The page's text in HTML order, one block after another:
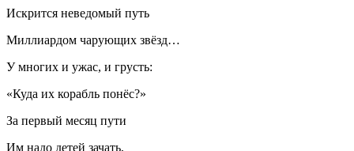
Искрится неведомый путь
Миллиардом чарующих звёзд…
У многих и ужас, и грусть:
«Куда их корабль понёс?»
За первый месяц пути
Им надо детей зачать,